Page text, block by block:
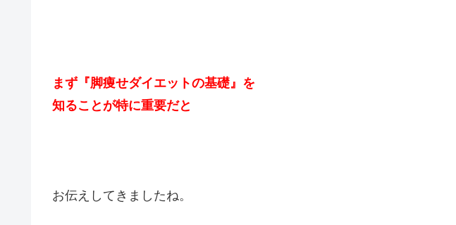
まず『脚痩せダイエットの基礎』を
知ることが特に重要だと
お伝えしてきましたね。